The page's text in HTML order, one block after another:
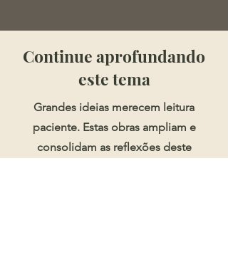
​​​Continue aprofundando
este tema
Grandes ideias merecem leitura
paciente. Estas obras ampliam e
consolidam as reflexões deste